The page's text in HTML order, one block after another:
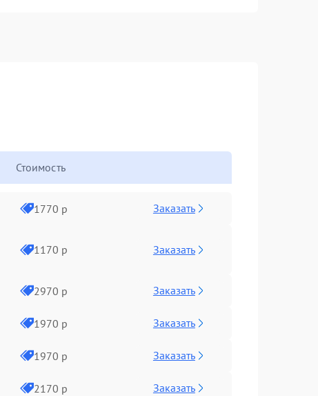
Стоимость
1770 р Заказать
1170 р Заказать
2970 р Заказать
1970 р Заказать
1970 р Заказать
2170 р Заказать